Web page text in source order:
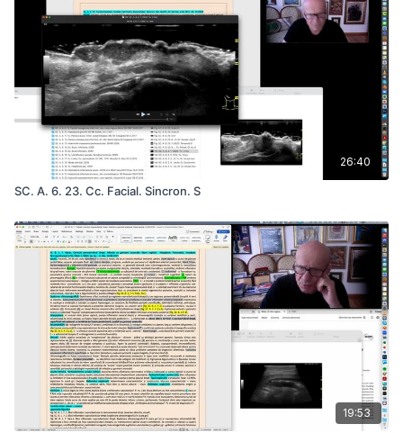
26:40
SC. A. 6. 23. Cc. Facial. Sincron. S
19:53